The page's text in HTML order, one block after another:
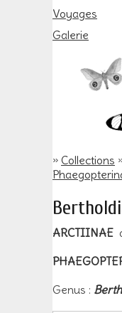
Voyages
Galerie
» Collections
ARCTIINAE
Genus :